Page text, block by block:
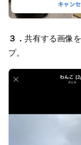
３． 共有する画像
プ。